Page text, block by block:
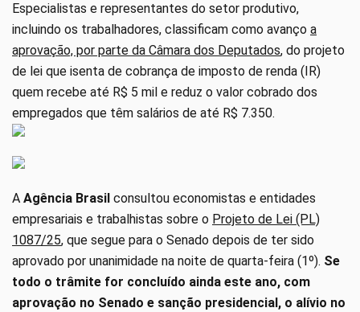
Especialistas e representantes do setor produtivo,
incluindo os trabalhadores, classificam como avanço a
aprovação, por parte da Câmara dos Deputados, do projeto
de lei que isenta de cobrança de imposto de renda (IR)
quem recebe até R$ 5 mil e reduz o valor cobrado dos
empregados que têm salários de até R$ 7.350.
A Agência Brasil consultou economistas e entidades
empresariais e trabalhistas sobre o Projeto de Lei (PL)
1087/25, que segue para o Senado depois de ter sido
aprovado por unanimidade na noite de quarta-feira (1º). Se
todo o trâmite for concluído ainda este ano, com
aprovação no Senado e sanção presidencial, o alívio no